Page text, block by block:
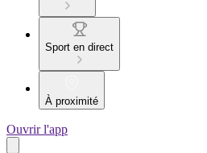
Sport en direct
À proximité
Ouvrir l'app